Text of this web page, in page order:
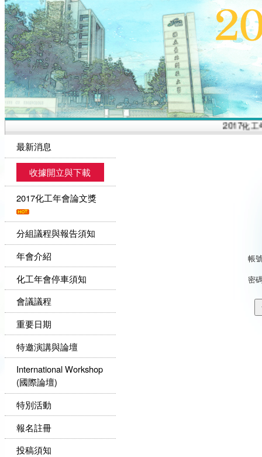
2017化工
最新消息
收據開立與下載
2017化工年會論文獎
分組議程與報告須知
年會介紹
化工年會停車須知
會議議程
重要日期
特邀演講與論壇
International Workshop
(國際論壇)
特別活動
報名註冊
投稿須知
帳
密